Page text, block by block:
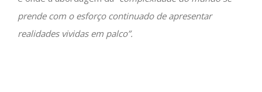
prende com o esforço continuado de apresentar
realidades vividas em palco”.